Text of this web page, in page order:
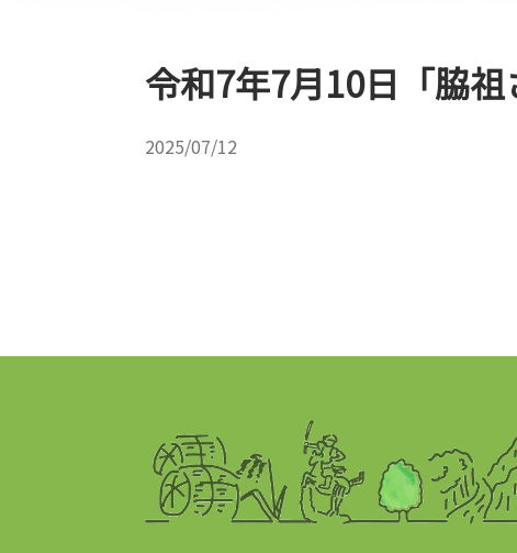
令和7年7月10日「脇祖
2025/07/12